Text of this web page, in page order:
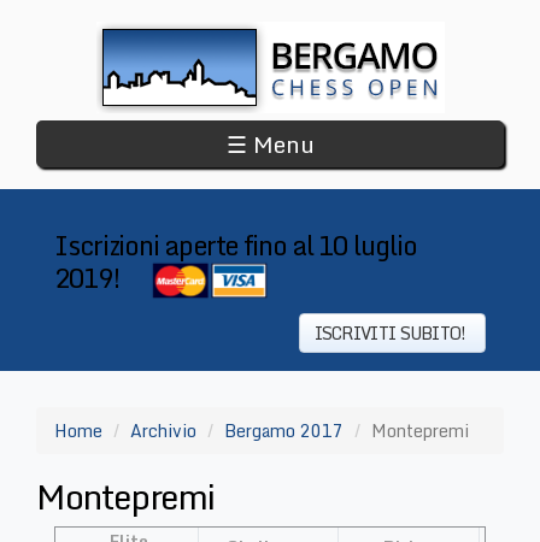
☰ Menu
Iscrizioni aperte fino al 10 luglio
2019!
ISCRIVITI SUBITO!
Home Archivio Bergamo 2017 Montepremi
Montepremi